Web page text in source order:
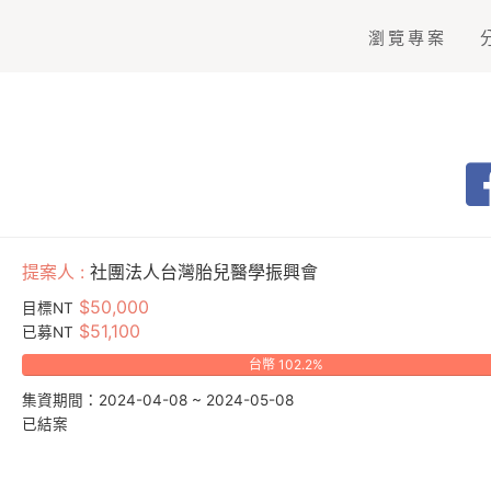
瀏覽專案
提案人 : 社團法人台灣胎兒醫學振興會
目標NT $50,000
已募NT $51,100
台幣 102.2%
集資期間：2024-04-08 ~ 2024-05-08
已結案